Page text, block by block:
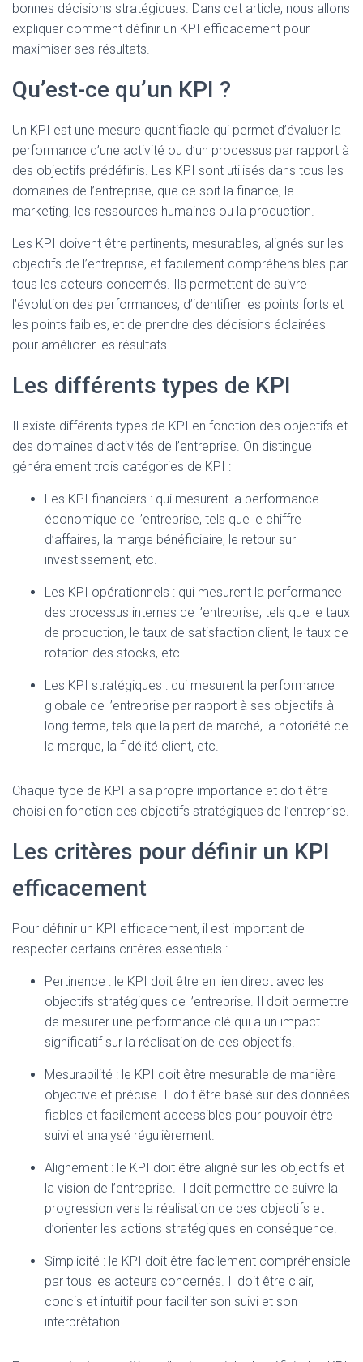
bonnes décisions stratégiques. Dans cet article, nous allons
expliquer comment définir un KPI efficacement pour
maximiser ses résultats.
Qu’est-ce qu’un KPI ?
Un KPI est une mesure quantifiable qui permet d’évaluer la
performance d’une activité ou d’un processus par rapport à
des objectifs prédéfinis. Les KPI sont utilisés dans tous les
domaines de l’entreprise, que ce soit la finance, le
marketing, les ressources humaines ou la production.
Les KPI doivent être pertinents, mesurables, alignés sur les
objectifs de l’entreprise, et facilement compréhensibles par
tous les acteurs concernés. Ils permettent de suivre
l’évolution des performances, d’identifier les points forts et
les points faibles, et de prendre des décisions éclairées
pour améliorer les résultats.
Les différents types de KPI
Il existe différents types de KPI en fonction des objectifs et
des domaines d’activités de l’entreprise. On distingue
généralement trois catégories de KPI :
Les KPI financiers : qui mesurent la performance
économique de l’entreprise, tels que le chiffre
d’affaires, la marge bénéficiaire, le retour sur
investissement, etc.
Les KPI opérationnels : qui mesurent la performance
des processus internes de l’entreprise, tels que le taux
de production, le taux de satisfaction client, le taux de
rotation des stocks, etc.
Les KPI stratégiques : qui mesurent la performance
globale de l’entreprise par rapport à ses objectifs à
long terme, tels que la part de marché, la notoriété de
la marque, la fidélité client, etc.
Chaque type de KPI a sa propre importance et doit être
choisi en fonction des objectifs stratégiques de l’entreprise.
Les critères pour définir un KPI
efficacement
Pour définir un KPI efficacement, il est important de
respecter certains critères essentiels :
Pertinence : le KPI doit être en lien direct avec les
objectifs stratégiques de l’entreprise. Il doit permettre
de mesurer une performance clé qui a un impact
significatif sur la réalisation de ces objectifs.
Mesurabilité : le KPI doit être mesurable de manière
objective et précise. Il doit être basé sur des données
fiables et facilement accessibles pour pouvoir être
suivi et analysé régulièrement.
Alignement : le KPI doit être aligné sur les objectifs et
la vision de l’entreprise. Il doit permettre de suivre la
progression vers la réalisation de ces objectifs et
d’orienter les actions stratégiques en conséquence.
Simplicité : le KPI doit être facilement compréhensible
par tous les acteurs concernés. Il doit être clair,
concis et intuitif pour faciliter son suivi et son
interprétation.